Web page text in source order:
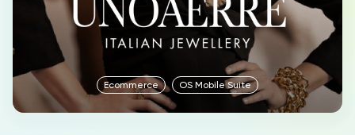
Ecommerce OS Mobile Suite